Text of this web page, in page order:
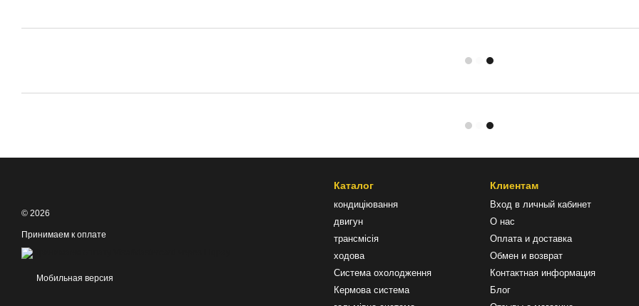
© 2026
Принимаем к оплате
Мобильная версия
Каталог
кондиціювання
двигун
трансмісія
ходова
Система охолодження
Кермова система
Клиентам
Вход в личный кабинет
О нас
Оплата и доставка
Обмен и возврат
Контактная информация
Блог